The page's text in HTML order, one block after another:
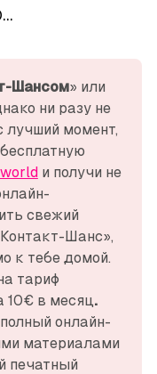
Шансом» или
ни разу не
лучший момент,
и получи не
свежий
Шанс»,
к тебе домой.
10€ в месяц .
онлайн-
печатный